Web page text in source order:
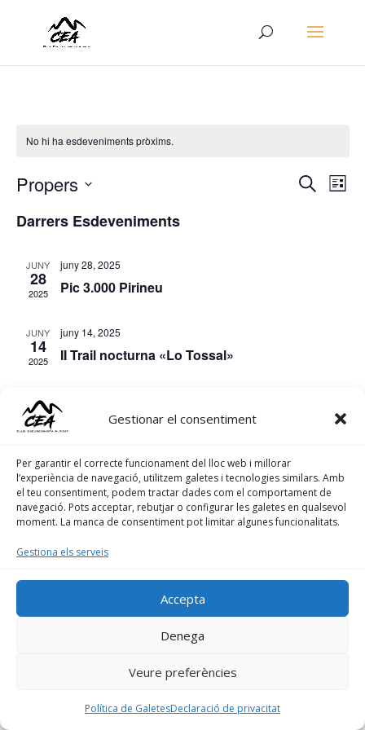
Gestionar el consentiment
Per garantir el correcte funcionament del lloc web i millorar
l’experiència de navegació, utilitzem galetes i tecnologies similars. Amb
el teu consentiment, podem tractar dades com el comportament de
navegació. Pots acceptar, rebutjar o configurar les galetes en qualsevol
moment. La manca de consentiment pot limitar algunes funcionalitats.
Gestiona els serveis
Accepta
Denega
Veure preferències
Política de GaletesDeclaració de privacitat
No hi ha esdeveniments pròxims.
Cerca
de
Llista
Propers
una
Darrers Esdeveniments
JUNY
28
2025
juny 28, 2025
Pic 3.000 Pirineu
JUNY
14
2025
juny 14, 2025
II Trail nocturna «Lo Tossal»
JUNY
1
2025 Escalada en roca
Elegant Themes
WordPress